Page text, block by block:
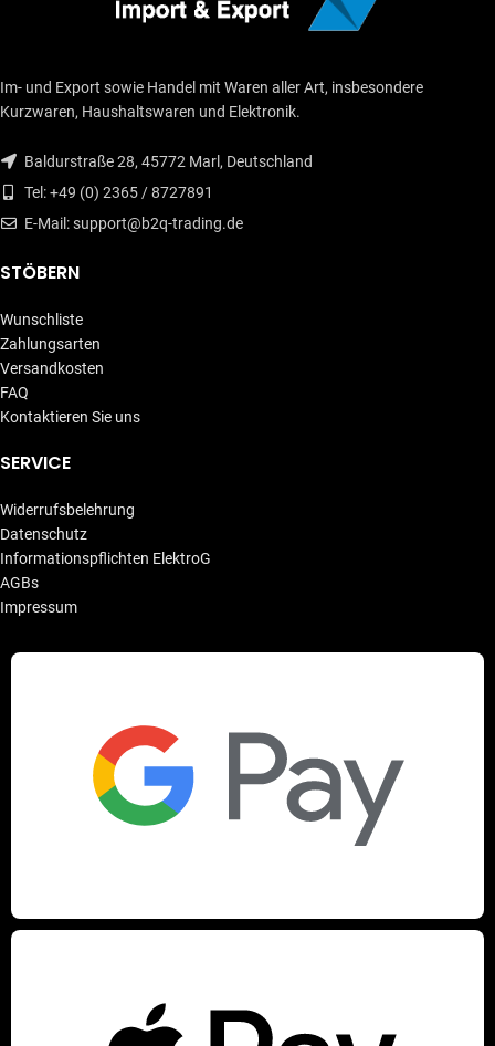
Im- und Export sowie Handel mit Waren aller Art, insbesondere
Kurzwaren, Haushaltswaren und Elektronik.
Baldurstraße 28, 45772 Marl, Deutschland
Tel: +49 (0) 2365 / 8727891
E-Mail: support@b2q-trading.de
STÖBERN
Wunschliste
Zahlungsarten
Versandkosten
FAQ
Kontaktieren Sie uns
SERVICE
Widerrufsbelehrung
Datenschutz
Informationspflichten ElektroG
AGBs
Impressum